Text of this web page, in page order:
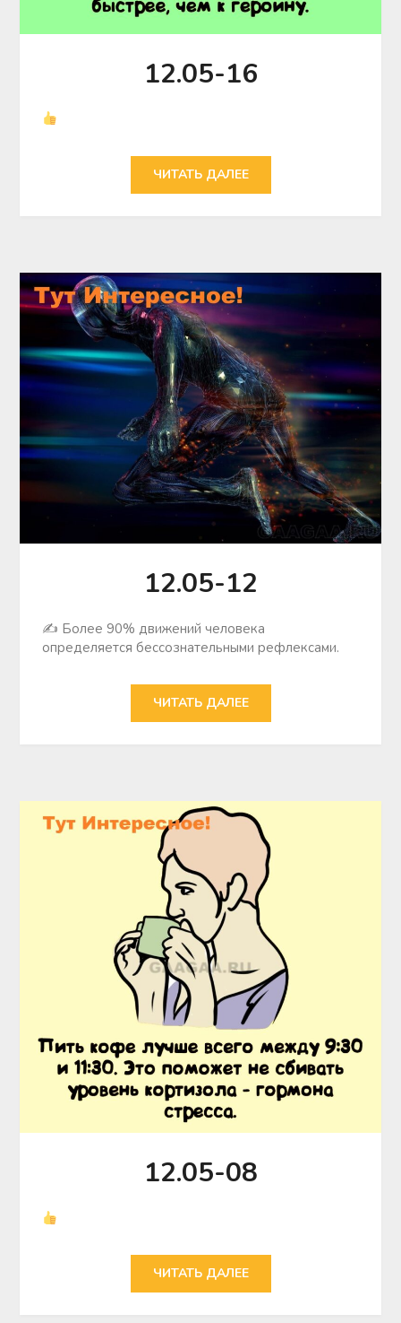
12.05-16
ЧИТАТЬ ДАЛЕЕ
12.05-12
✍ Более 90% движений человека
определяется бессознательными рефлексами.
ЧИТАТЬ ДАЛЕЕ
12.05-08
ЧИТАТЬ ДАЛЕЕ